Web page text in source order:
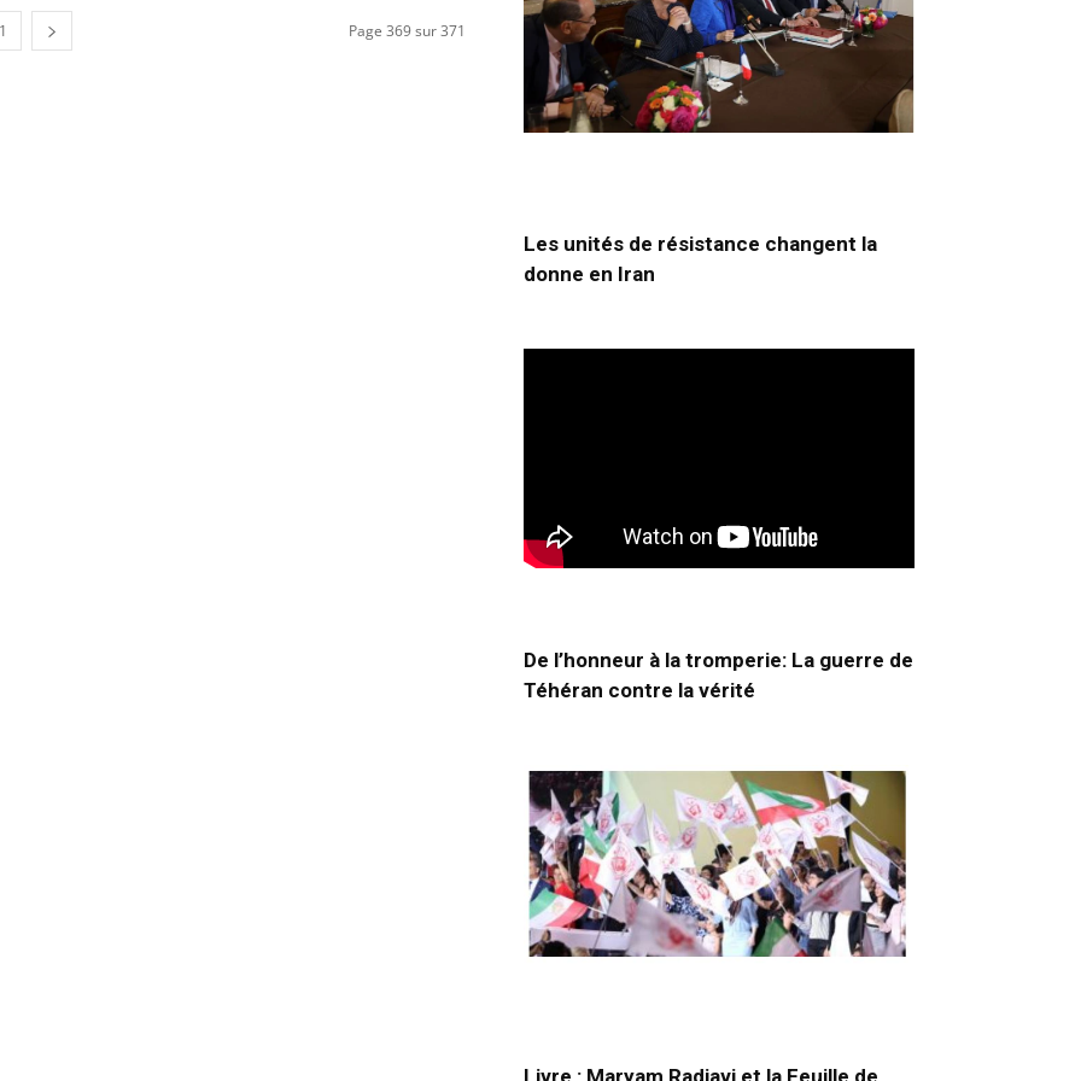
Page 369 sur 371
Les unités de résistance changent la
donne en Iran
De l’honneur à la tromperie: La guerre de
Téhéran contre la vérité